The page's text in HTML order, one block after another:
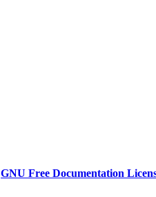
GNU Free Documentation